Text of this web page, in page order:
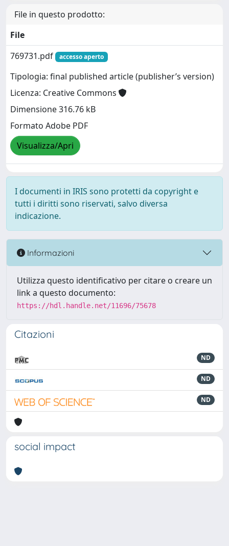
File in questo prodotto:
File
769731.pdf
accesso aperto
Tipologia: final published article (publisher’s version)
Licenza: Creative Commons
Dimensione 316.76 kB
Formato Adobe PDF
Visualizza/Apri
I documenti in IRIS sono protetti da copyright e
tutti i diritti sono riservati, salvo diversa
indicazione.
Informazioni
Utilizza questo identificativo per citare o creare un
link a questo documento:
https://hdl.handle.net/11696/75678
Citazioni
ND
ND
ND
social impact